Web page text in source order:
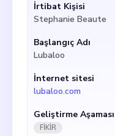
stratejisini, yol
yönlendirmekten
profesyonellerinin
belirlemelerine,
almalarına olanak
personel
rakiplerimiz
BetterHelp ve
İrtibat Kişisi
Stephanie Beaute
Başlangıç Adı
Lubaloo
İnternet sitesi
lubaloo.com
Geliştirme Aşaması
FİKİR